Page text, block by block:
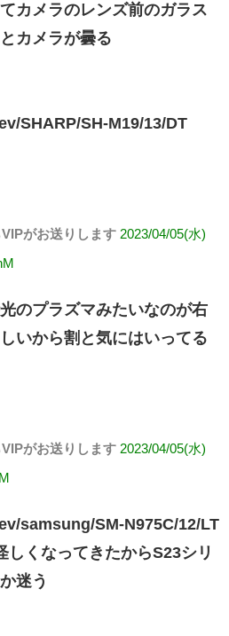
カメラのレンズ前のガラス
カメラが曇る
SHARP/SH-M19/13/DT
がお送りします 2023/04/05(水)
のプラズマみたいなのが右
いから割と気にはいってる
がお送りします 2023/04/05(水)
samsung/SM-N975C/12/LT
しくなってきたからS23シリ
迷う